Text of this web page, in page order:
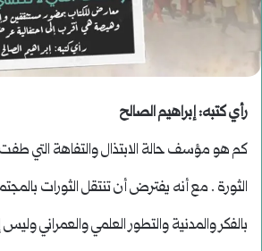
رأي كتبه: إبراهيم الصالح
كم هو مؤسف حالة الابتذال والتفاهة التي
الثورة . مع أنه يفترض أن تنتقل الثورات
بالفكر والمدنية والتطور العلمي والعمراني وليس